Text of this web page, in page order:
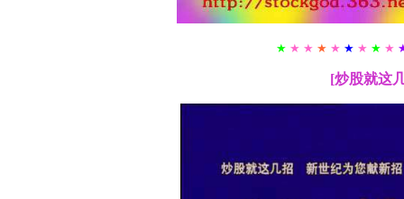
★ ★ ★ ★ ★ ★ ★ ★ ★
[炒股就这